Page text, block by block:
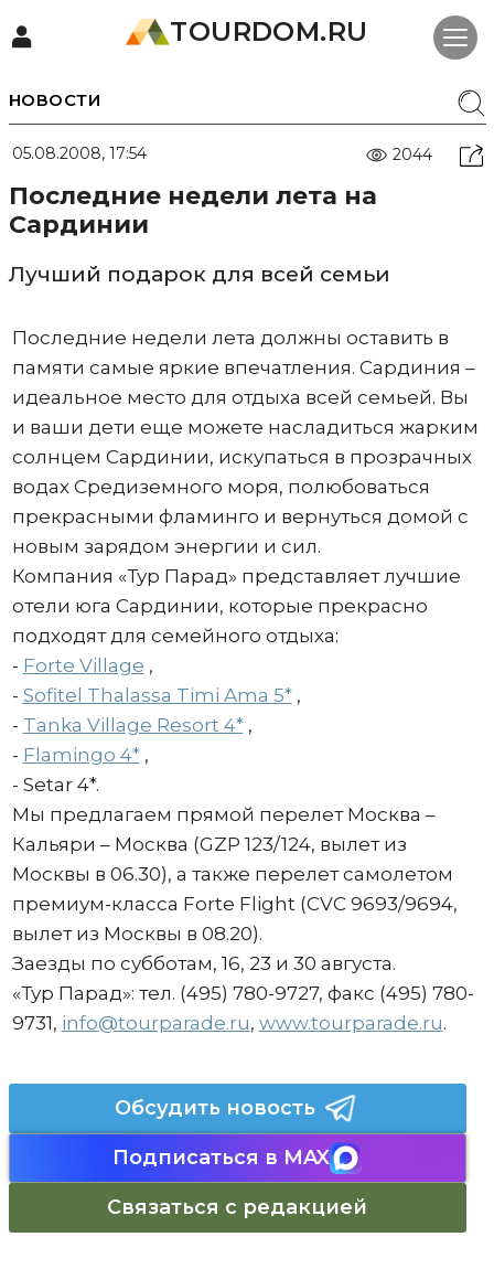
TOURDOM.RU
НОВОСТИ
05.08.2008, 17:54 2044
Последние недели лета на
Сардинии
Лучший подарок для всей семьи
Последние недели лета должны оставить в
памяти самые яркие впечатления. Сардиния –
идеальное место для отдыха всей семьей. Вы
и ваши дети еще можете насладиться жарким
солнцем Сардинии, искупаться в прозрачных
водах Средиземного моря, полюбоваться
прекрасными фламинго и вернуться домой с
новым зарядом энергии и сил.
Компания «Тур Парад» представляет лучшие
отели юга Сардинии, которые прекрасно
подходят для семейного отдыха:
- Forte Village ,
- Sofitel Thalassa Timi Ama 5*,
- Tanka Village Resort 4*,
- Flamingo 4*,
- Setar 4*.
Мы предлагаем прямой перелет Москва –
Кальяри – Москва (GZP 123/124, вылет из
Москвы в 06.30), а также перелет самолетом
премиум-класса Forte Flight (CVC 9693/9694,
вылет из Москвы в 08.20).
Заезды по субботам, 16, 23 и 30 августа.
«Тур Парад»: тел. (495) 780-9727, факс (495) 780-
9731, info@tourparade.ru, www.tourparade.ru.
Обсудить новость
Подписаться в MAX
Связаться с редакцией